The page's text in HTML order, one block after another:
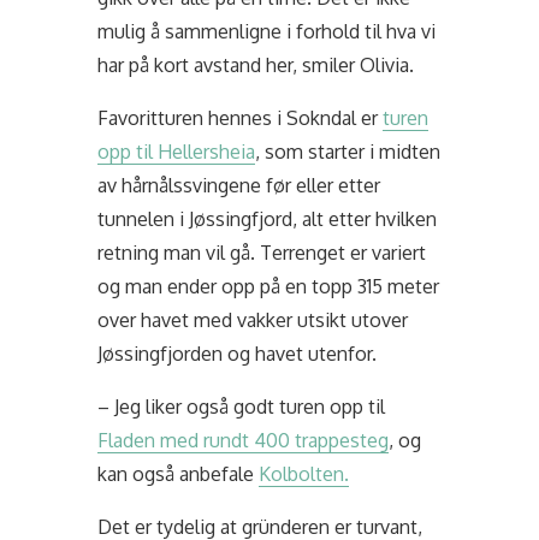
mulig å sammenligne i forhold til hva vi
har på kort avstand her, smiler Olivia.
Favoritturen hennes i Sokndal erturen
opp til Hellersheia, som starter i midten
av hårnålssvingene før eller etter
tunnelen i Jøssingfjord, alt etter hvilken
retning man vil gå. Terrenget er variert
og man ender opp på en topp 315 meter
over havet med vakker utsikt utover
Jøssingfjorden og havet utenfor.
– Jeg liker også godt turen opp til
Fladen med rundt 400 trappesteg, og
kan også anbefale Kolbolten.
Det er tydelig at gründeren er turvant,